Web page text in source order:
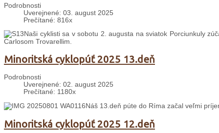
Podrobnosti
Uverejnené: 03. august 2025
Prečítané: 816x
Naši cyklisti sa v sobotu 2. augusta na sviatok Porciunkuly
Carlosom Trovarellim.
Minoritská cyklopúť 2025 13.deň
Podrobnosti
Uverejnené: 02. august 2025
Prečítané: 1180x
Náš 13.deň púte do Ríma začal veľmi
Minoritská cyklopúť 2025 12.deň